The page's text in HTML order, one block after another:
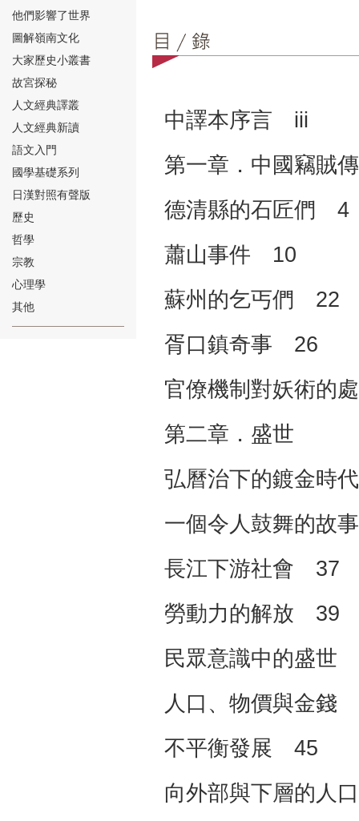
⑰
⑱
他們影響了世界
圖解嶺南文化
大家歷史小叢書
故宮探秘
人文經典譯叢
人文經典新讀
語文入門
國學基礎系列
日漢對照有聲版
歷史
哲學
宗教
心理學
其他
中譯本序言 iii
第一章．中國竊賊
德清縣的石匠們 4
蕭山事件 10
蘇州的乞丐們 22
胥口鎮奇事 26
官僚機制對妖術的
第二章．盛世
弘曆治下的鍍金時
一個令人鼓舞的故
長江下游社會 37
勞動力的解放 39
民眾意識中的盛世
人口、物價與金錢
不平衡發展 45
向外部與下層的人